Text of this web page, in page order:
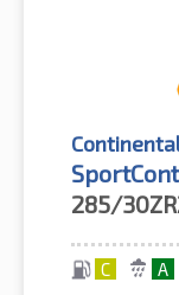
285/
C A